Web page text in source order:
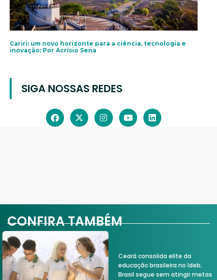
Cariri: um novo horizonte para a ciência, tecnologia e
inovação; Por Acrísio Sena
SIGA NOSSAS REDES
CONFIRA TAMBÉM
Ceará consolida elite da
educação brasileira no Ideb;
Brasil segue sem atingir metas